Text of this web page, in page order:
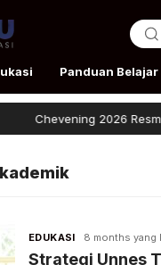
Panduan Belajar
Chevening 2026 Resmi
EDUKASI 8 months yang
Strategi Unnes